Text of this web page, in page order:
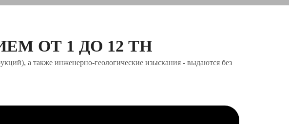
ОТ 1 ДО 12 ТН
а также инженерно-геологические изыскания - выдаются без